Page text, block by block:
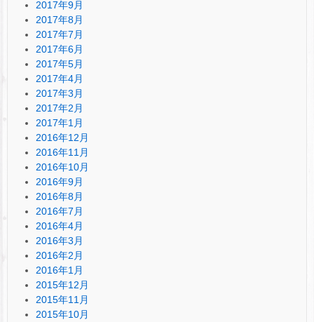
2017年9月
2017年8月
2017年7月
2017年6月
2017年5月
2017年4月
2017年3月
2017年2月
2017年1月
2016年12月
2016年11月
2016年10月
2016年9月
2016年8月
2016年7月
2016年4月
2016年3月
2016年2月
2016年1月
2015年12月
2015年11月
2015年10月